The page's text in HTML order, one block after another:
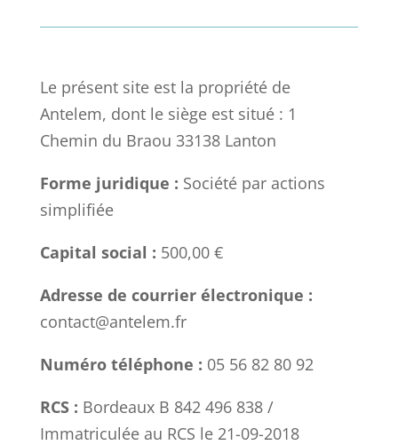
Le présent site est la propriété de
Antelem, dont le siège est situé : 1
Chemin du Braou 33138 Lanton
Forme juridique : Société par actions
simplifiée
Capital social : 500,00 €
Adresse de courrier électronique :
contact@antelem.fr
Numéro téléphone : 05 56 82 80 92
RCS : Bordeaux B 842 496 838/
Immatriculée au RCS le 21-09-2018